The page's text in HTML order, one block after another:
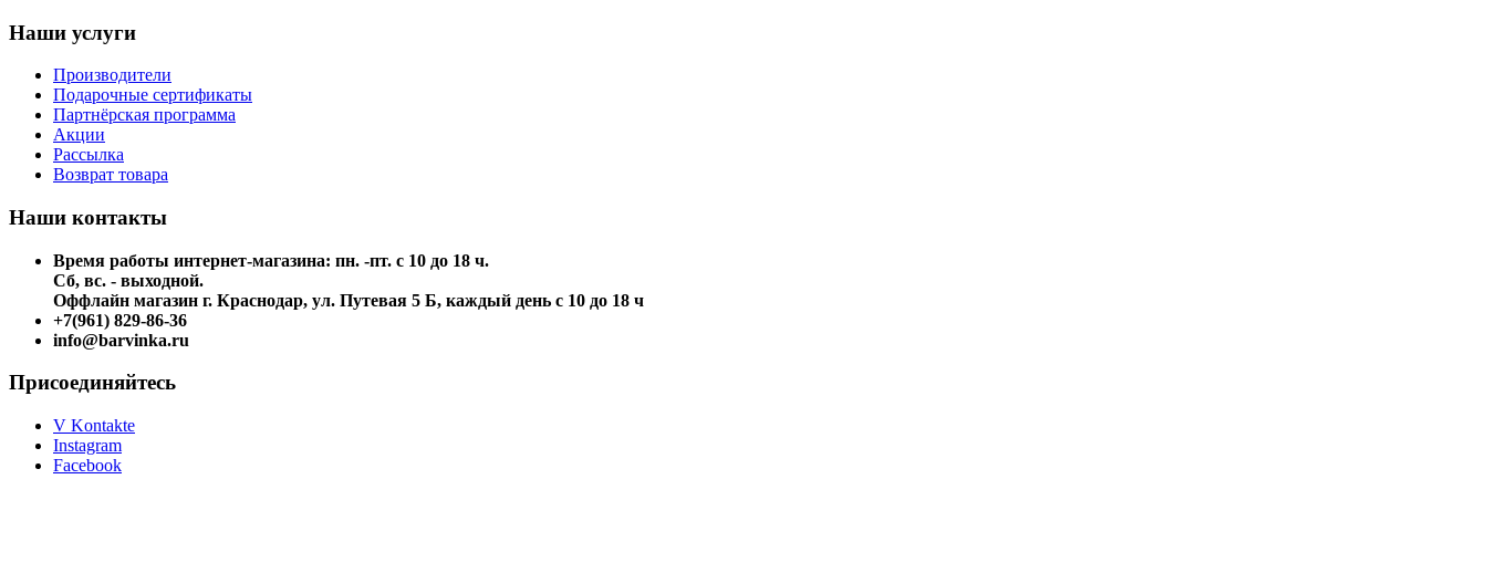
Наши услуги
Производители
Подарочные сертификаты
Партнёрская программа
Акции
Рассылка
Возврат товара
Наши контакты
Время работы интернет-магазина: пн. -пт. с 10 до 18 ч.
Сб, вс. - выходной.
Оффлайн магазин г. Краснодар, ул. Путевая 5 Б, каждый день с 10 до 18 ч
+7(961) 829-86-36
info@barvinka.ru
Присоединяйтесь
V Kontakte
Instagram
Facebook